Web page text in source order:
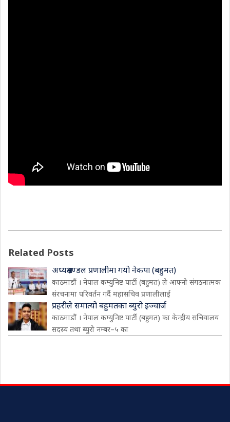
Related Posts
अध्यक्षमण्डल प्रणालीमा गयो नेकपा (बहुमत)
काठमाडौं । नेपाल कम्युनिष्ट पार्टी (बहुमत) ले आफ्नो संगठनात्मक
संरचनामा परिवर्तन गर्दै महासचिव प्रणालीलाई
प्रहरीले समात्यो बहुमतका ब्युरो इञ्चार्ज
काठमाडौं । नेपाल कम्युनिष्ट पार्टी (बहुमत) का केन्द्रीय सचिवालय
सदस्य तथा ब्युरो नम्बर–५ का